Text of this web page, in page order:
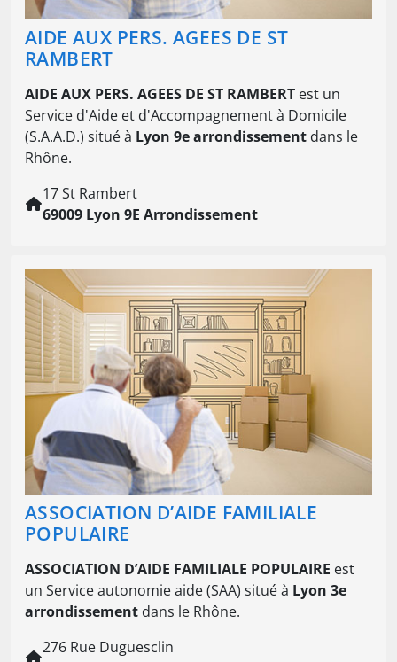
AIDE AUX PERS. AGEES DE ST
RAMBERT
AIDE AUX PERS. AGEES DE ST RAMBERT est un
Service d'Aide et d'Accompagnement à Domicile
(S.A.A.D.) situé à Lyon 9e arrondissement dans le
Rhône.
17 St Rambert
69009 Lyon 9E Arrondissement
ASSOCIATION D’AIDE FAMILIALE
POPULAIRE
ASSOCIATION D’AIDE FAMILIALE POPULAIRE est
un Service autonomie aide (SAA) situé à Lyon 3e
arrondissement dans le Rhône.
276 Rue Duguesclin